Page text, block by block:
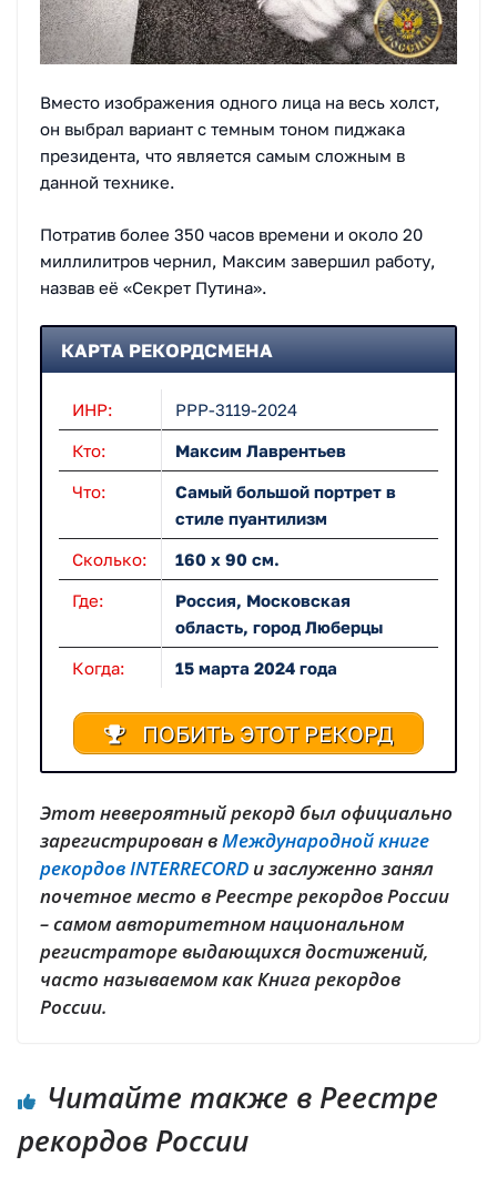
Вместо изображения одного лица на весь холст,
он выбрал вариант с темным тоном пиджака
президента, что является самым сложным в
данной технике.
Потратив более 350 часов времени и около 20
миллилитров чернил, Максим завершил работу,
назвав её «Секрет Путина».
КАРТА РЕКОРДСМЕНА
ИНР: РРР-3119-2024
Кто: Максим Лаврентьев
Что:
Самый большой портрет в
стиле пуантилизм
Сколько: 160 х 90 см.
Где:
Россия, Московская
область, город Люберцы
Когда: 15 марта 2024 года
ПОБИТЬ ЭТОТ РЕКОРД
Этот невероятный рекорд был официально
зарегистрирован вМеждународной книге
рекордов INTERRECORD и заслуженно занял
почетное место в Реестре рекордов России
– самом авторитетном национальном
регистраторе выдающихся достижений,
часто называемом как Книга рекордов
России.
Читайте также в Реестре
рекордов России